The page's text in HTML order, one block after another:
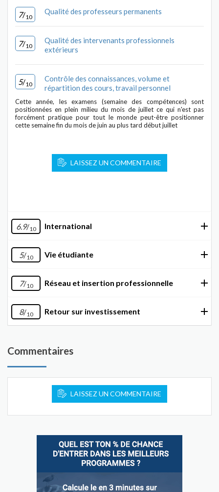
7/10
Qualité des professeurs permanents
7/10
Qualité des intervenants professionnels
extérieurs
5/10
Contrôle des connaissances, volume et
répartition des cours, travail personnel
Cette année, les examens (semaine des compétences) sont
positionnées en plein milieu du mois de juillet ce qui n'est pas
forcément pratique pour tout le monde peut-être positionner
cette semaine fin du mois de juin au plus tard début juillet
LAISSEZ UN COMMENTAIRE
6.9/10 International
5/10 Vie étudiante
7/10 Réseau et insertion professionnelle
8/10 Retour sur investissement
Commentaires
LAISSEZ UN COMMENTAIRE